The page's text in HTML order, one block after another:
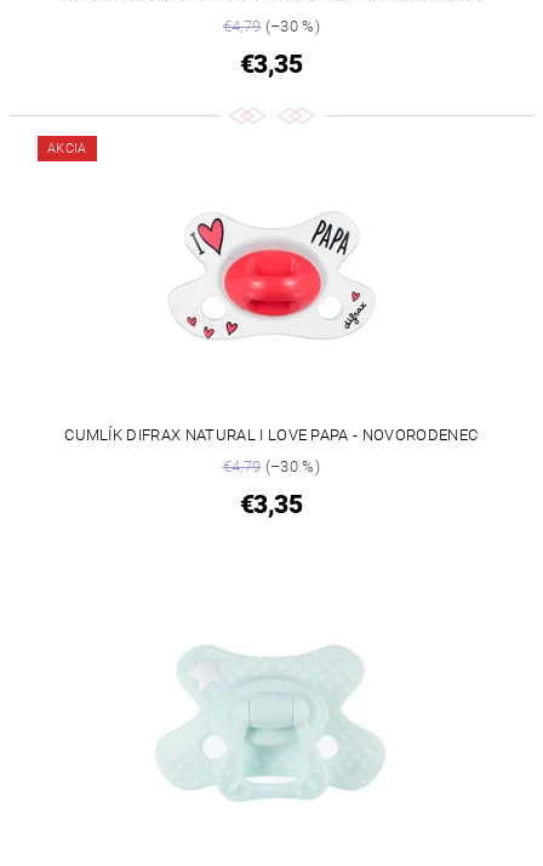
€4,79(–30 %)
€3,35
AKCIA
CUMLÍK DIFRAX NATURAL I LOVE PAPA - NOVORODENEC
€4,79(–30 %)
€3,35